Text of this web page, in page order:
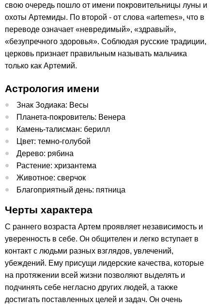
свою очередь пошло от имени покровительницы луны и
охоты Артемиды. По второй - от слова «artemes», что в
переводе означает «невредимый», «здравый»,
«безупречного здоровья». Соблюдая русские традиции,
церковь признает правильным называть мальчика
только как Артемий.
Астрология имени
Знак Зодиака: Весы
Планета-покровитель: Венера
Камень-талисман: берилл
Цвет: темно-голубой
Дерево: рябина
Растение: хризантема
Животное: сверчок
Благоприятный день: пятница
Черты характера
С раннего возраста Артем проявляет независимость и
уверенность в себе. Он общителен и легко вступает в
контакт с людьми разных взглядов, увлечений,
убеждений. Ему присущи лидерские качества, которые
на протяжении всей жизни позволяют выделять и
подчинять себе негласно других людей, а также
достигать поставленных целей и задач. Он очень